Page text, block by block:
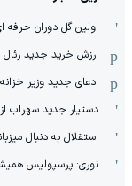
اولین گل دوران حرفه
ارزش خرید جدید رئال 93 برابر شد!
ادعای جدید وزیر خزانه
دستیار جدید سهراب از
استقلال به دنبال
نوری: پرسپولیس